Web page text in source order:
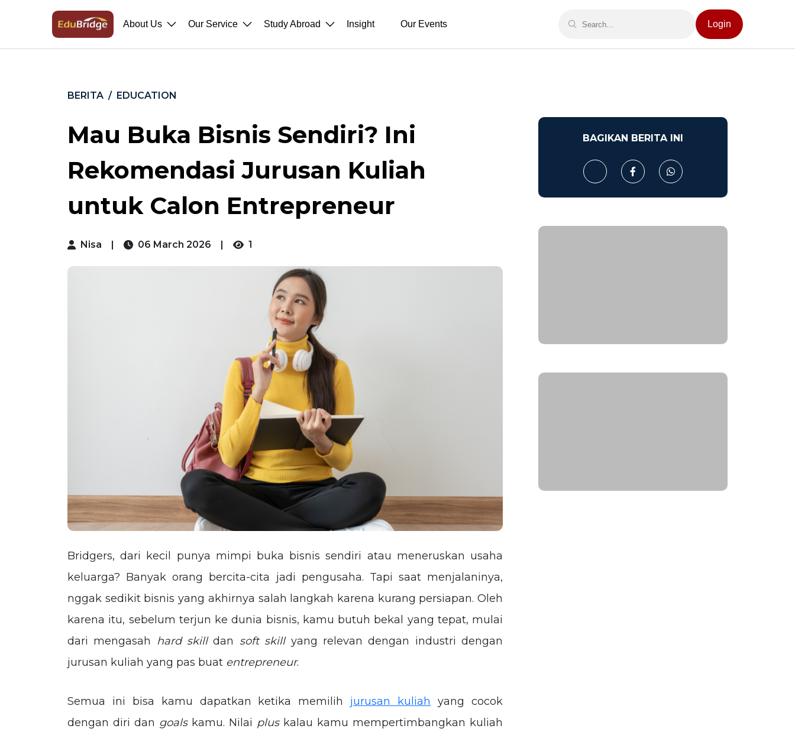
About Us Our Service Study Abroad Insight Our Events Login
BERITA EDUCATION
Mau Buka Bisnis Sendiri? Ini
Rekomendasi Jurusan Kuliah
untuk Calon Entrepreneur
Nisa | 06 March 2026 | 1
Bridgers, dari kecil punya mimpi buka bisnis sendiri atau meneruskan usaha
keluarga? Banyak orang bercita-cita jadi pengusaha. Tapi saat menjalaninya,
nggak sedikit bisnis yang akhirnya salah langkah karena kurang persiapan. Oleh
karena itu, sebelum terjun ke dunia bisnis, kamu butuh bekal yang tepat, mulai
dari mengasah
hard skilldan soft skill yang relevan dengan industri dengan
jurusan kuliah yang pas buat entrepreneur.
Semua ini bisa kamu dapatkan ketika memilih jurusan kuliah
yang cocok
dengan diri dan goals kamu. Nilai pluskalau kamu mempertimbangkan kuliah
BAGIKAN BERITA INI